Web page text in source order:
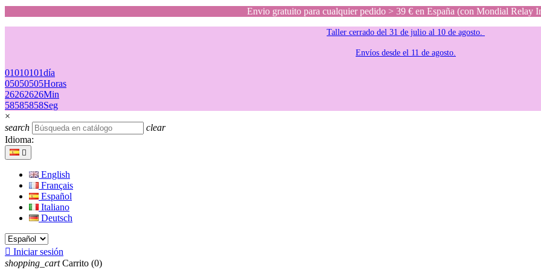
Envio gratuito para cualquier pedido > 39 € en España (con Mondial Relay
Taller cerrado del 31 de julio al 10 de agosto.
Envíos desde el 11 de agosto.
01010101día
05050505Horas
26262626Min
58585858Seg
×
search
clear
Idioma:

English
Français
Español
Italiano
Deutsch
 Iniciar sesión
shopping_cart Carrito (0)